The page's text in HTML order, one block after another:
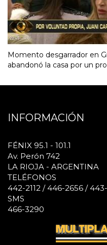
Momento desgarrador en
abandonó la casa por un
INFORMACIÓN
FÉNIX 95.1 - 101.1
Av. Perón 742
LA RIOJA - ARGENTINA
TELÉFONOS
442-2112 / 446-2656 /
SMS
466-3290